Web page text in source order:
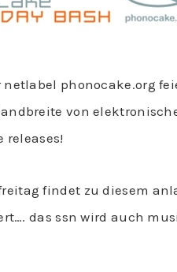
netlabel phonocake.org
von
releases!
findet zu diesem
das ssn wird auch